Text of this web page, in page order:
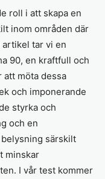
roll i att skapa en
inom områden där
artikel tar vi en
90, en kraftfull och
att möta dessa
och imponerande
styrka och
och en
särskilt
minskar
I vår test kommer